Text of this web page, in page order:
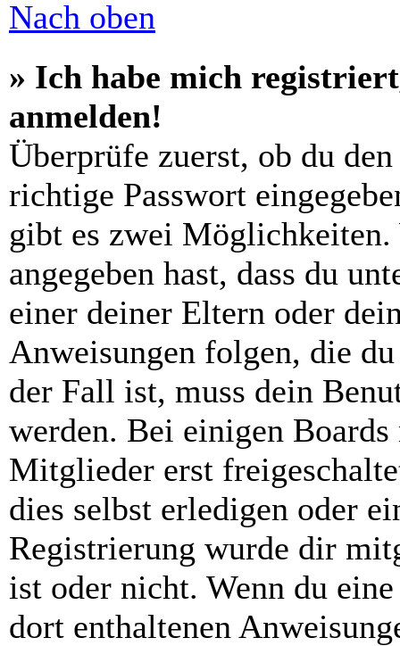
Nach oben
» Ich habe mich
anmelden!
Überprüfe zuerst, ob du
richtige Passwort
gibt es zwei
angegeben hast, dass du
einer deiner Eltern oder
Anweisungen folgen, die
der Fall ist, muss dein
werden. Bei einigen Boards
Mitglieder erst
dies selbst erledigen oder
Registrierung wurde dir
ist oder nicht. Wenn du
dort enthaltenen